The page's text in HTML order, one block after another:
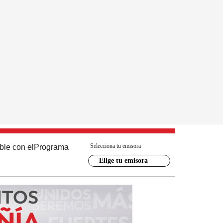
con el Programa Selecciona tu emisora
Elige tu emisora